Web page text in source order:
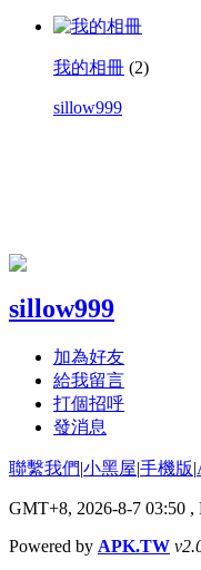
我的相冊 (2)
sillow999
sillow999
加為好友
給我留言
打個招呼
發消息
聯繫我們|小黑屋|手機版|
GMT+8, 2026-8-7 03:50 ,
Powered by APK.TW